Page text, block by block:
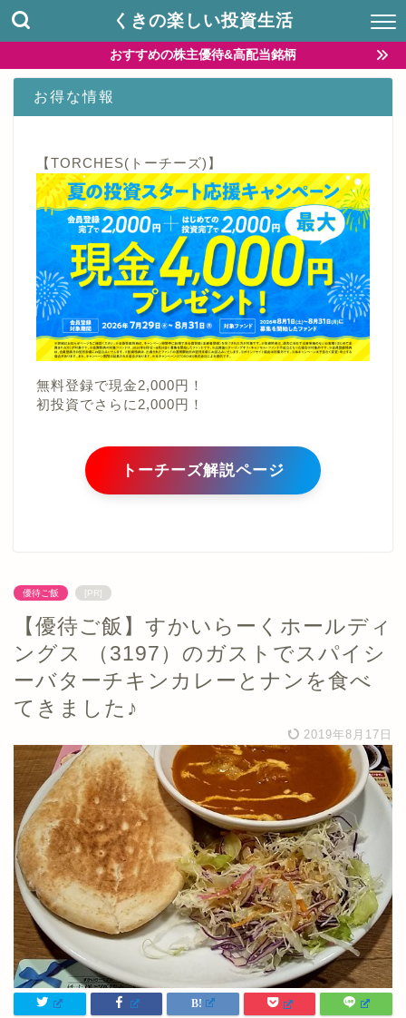
くきの楽しい投資生活
おすすめの株主優待&高配当銘柄
お得な情報
【TORCHES(トーチーズ)】
無料登録で現金2,000円！
初投資でさらに2,000円！
トーチーズ解説ページ
優待ご飯 [PR]
【優待ご飯】すかいらーくホールディ
ングス （3197）のガストでスパイシ
ーバターチキンカレーとナンを食べ
てきました♪
2019年8月17日